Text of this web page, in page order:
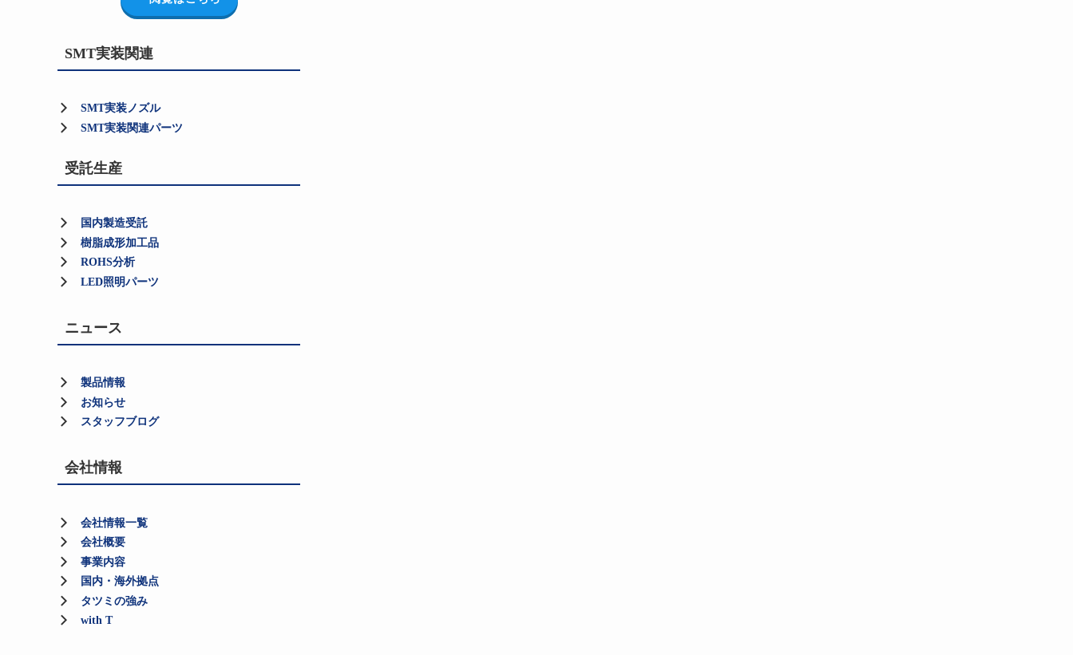
SMT実装関連
SMT実装ノズル
SMT実装関連パーツ
受託生産
国内製造受託
樹脂成形加工品
ROHS分析
LED照明パーツ
ニュース
製品情報
お知らせ
スタッフブログ
会社情報
会社情報一覧
会社概要
事業内容
国内・海外拠点
タツミの強み
with T